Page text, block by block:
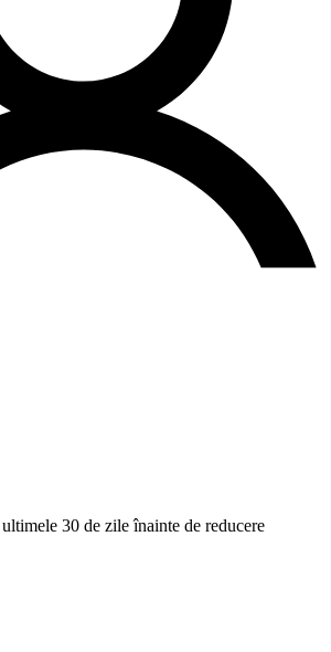
30 de zile înainte de reducere